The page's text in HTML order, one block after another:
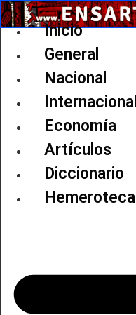
Ir
al
Inicio
General
Nacional
Internacional
Economía
Artículos
Diccionario
Hemeroteca